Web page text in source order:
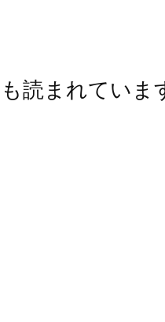
読まれていま